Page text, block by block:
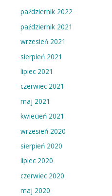
i
e
w
p
i
s
październik 2022
październik 2021
wrzesień 2021
sierpień 2021
lipiec 2021
czerwiec 2021
maj 2021
kwiecień 2021
wrzesień 2020
sierpień 2020
lipiec 2020
czerwiec 2020
maj 2020